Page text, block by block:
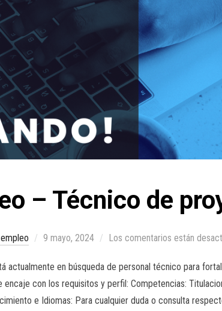
– Técnico de
9 mayo, 2024 Los comentarios están
actualmente en búsqueda de personal técnico para
con los requisitos y perfil: Competencias:
e Idiomas: Para cualquier duda o consulta